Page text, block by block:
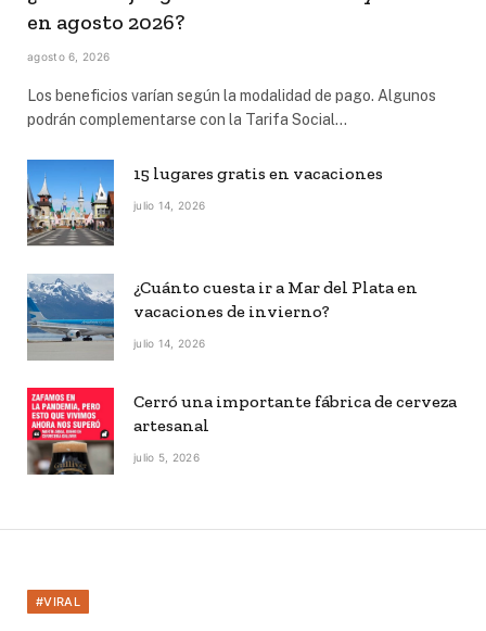
en agosto 2026?
agosto 6, 2026
Los beneficios varían según la modalidad de pago. Algunos
podrán complementarse con la Tarifa Social…
15 lugares gratis en vacaciones
julio 14, 2026
¿Cuánto cuesta ir a Mar del Plata en
vacaciones de invierno?
julio 14, 2026
Cerró una importante fábrica de cerveza
artesanal
julio 5, 2026
#VIRAL